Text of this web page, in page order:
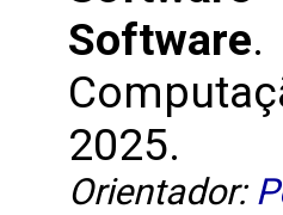
Software.
2025.
Orientador: